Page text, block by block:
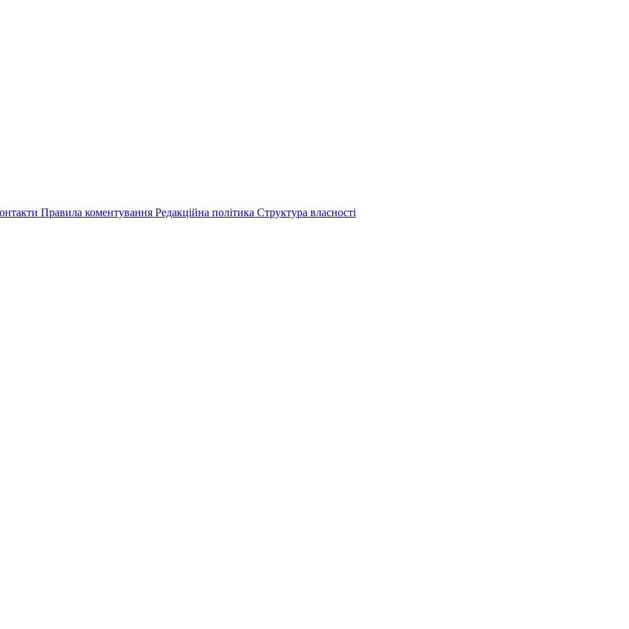
Правила коментування Редакційна політика Структура власності